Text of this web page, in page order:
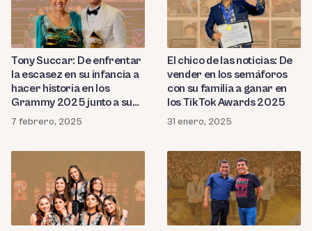
Tony Succar: De enfrentar
la escasez en su infancia a
hacer historia en los
Grammy 2025 junto a su
madre Mimy Succar
7 febrero, 2025
El chico de las noticias: De
vender en los semáforos
con su familia a ganar en
los TikTok Awards 2025
31 enero, 2025